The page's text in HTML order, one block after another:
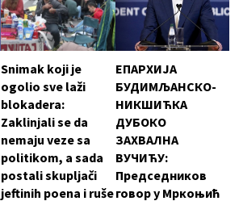
Snimak koji je
ogolio sve laži
blokadera:
Zaklinjali se da
nemaju veze sa
politikom, a sada
postali skupljači
jeftinih poena i ruše
ЕПАРХИЈА
БУДИМЉАНСКО-
НИКШИЋКА
ДУБОКО
ЗАХВАЛНА
ВУЧИЋУ:
Председников
говор у Мркоњић